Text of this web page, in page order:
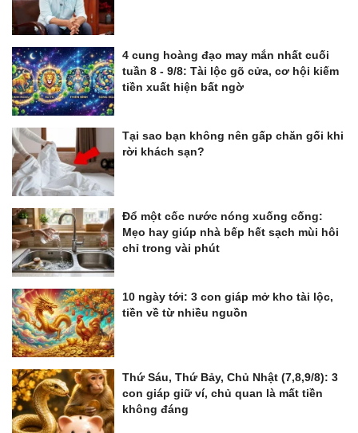
4 cung hoàng đạo may mắn nhất cuối
tuần 8 - 9/8: Tài lộc gõ cửa, cơ hội kiếm
tiền xuất hiện bất ngờ
Tại sao bạn không nên gấp chăn gối khi
rời khách sạn?
Đổ một cốc nước nóng xuống cống:
Mẹo hay giúp nhà bếp hết sạch mùi hôi
chỉ trong vài phút
10 ngày tới: 3 con giáp mở kho tài lộc,
tiền về từ nhiều nguồn
Thứ Sáu, Thứ Bảy, Chủ Nhật (7,8,9/8): 3
con giáp giữ ví, chủ quan là mất tiền
không đáng